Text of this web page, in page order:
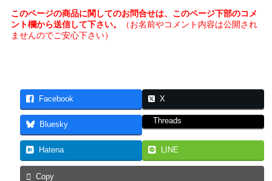
このページの商品に関してのお問合せは、このページ下部のコメ
ント欄から送信して下さい。
（お名前やコメント内容は公開され
ませんのでご安心下さい）
Facebook X
Bluesky Threads
Hatena LINE
Copy